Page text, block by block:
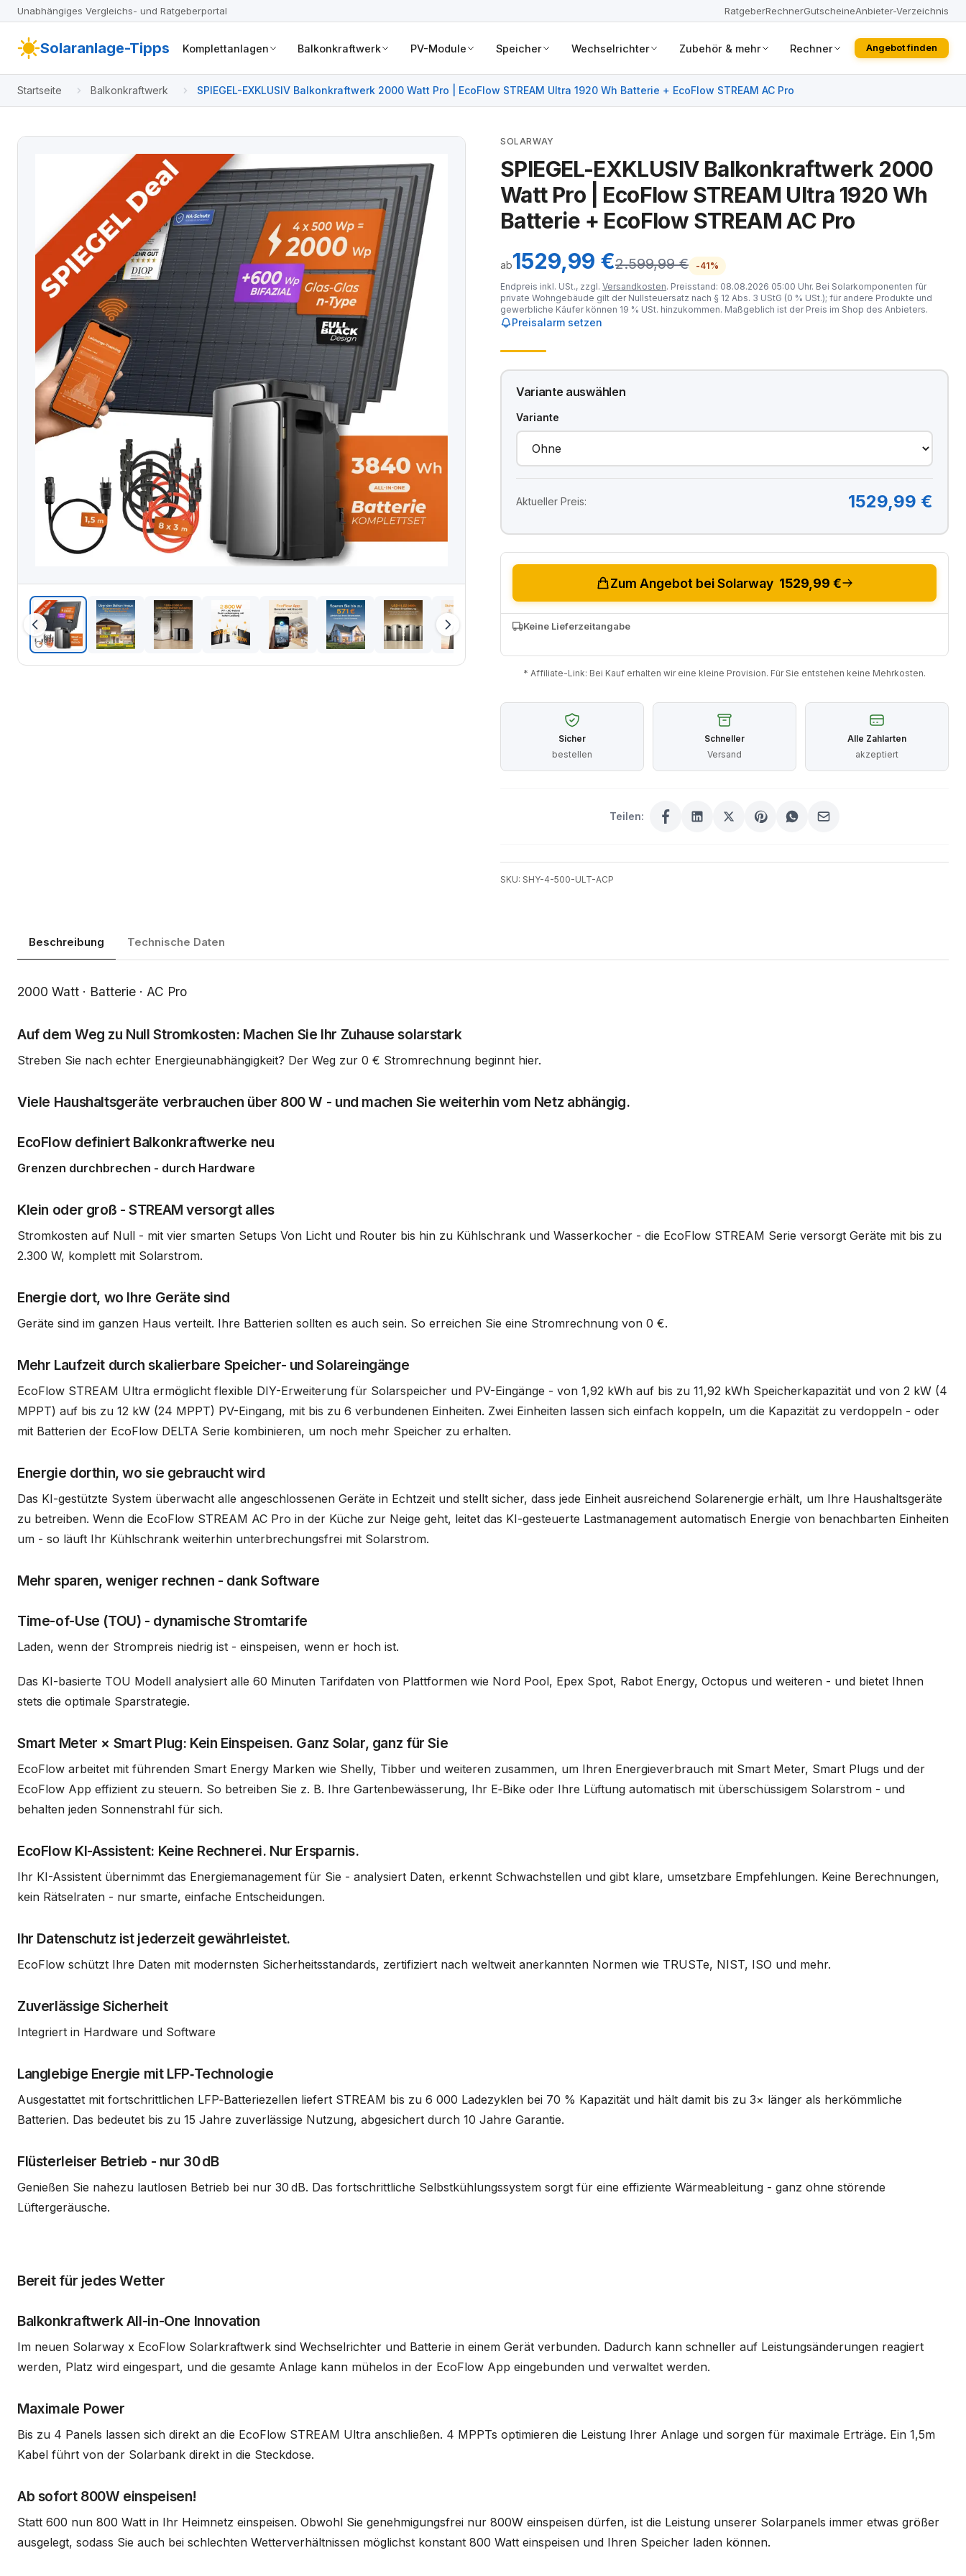
Unabhängiges Vergleichs- und Ratgeberportal RatgeberRechnerGutscheineAnbieter-Verzeichnis
Solaranlage-Tipps Komplettanlagen Balkonkraftwerk PV-Module Speicher Wechselrichter Zubehör & mehr Rechner Angebot finden
Startseite Balkonkraftwerk SPIEGEL-EXKLUSIV Balkonkraftwerk 2000 Watt Pro | EcoFlow STREAM Ultra 1920 Wh Batterie + EcoFlow STREAM AC Pro
SOLARWAY
SPIEGEL-EXKLUSIV Balkonkraftwerk 2000
Watt Pro | EcoFlow STREAM Ultra 1920 Wh
Batterie + EcoFlow STREAM AC Pro
ab1529,99 €2.599,99 €
-41%
Endpreis inkl. USt., zzgl. Versandkosten. Preisstand: 08.08.2026 05:00 Uhr. Bei Solarkomponenten für
private Wohngebäude gilt der Nullsteuersatz nach § 12 Abs. 3 UStG (0 % USt.); für andere Produkte und
gewerbliche Käufer können 19 % USt. hinzukommen. Maßgeblich ist der Preis im Shop des Anbieters.
Preisalarm setzen
Variante auswählen
Variante
Aktueller Preis: 1529,99 €
Zum Angebot bei Solarway 1529,99 €
Keine Lieferzeitangabe
* Affiliate-Link: Bei Kauf erhalten wir eine kleine Provision. Für Sie entstehen keine Mehrkosten.
Sicher
bestellen
Schneller
Versand
Alle Zahlarten
akzeptiert
Teilen:
SKU: SHY-4-500-ULT-ACP
Beschreibung Technische Daten
Beschreibung
2000 Watt · Batterie · AC Pro
Auf dem Weg zu Null Stromkosten: Machen Sie Ihr Zuhause solarstark
Streben Sie nach echter Energieunabhängigkeit? Der Weg zur 0 € Stromrechnung beginnt hier.
Viele Haushaltsgeräte verbrauchen über 800 W - und machen Sie weiterhin vom Netz abhängig.
EcoFlow definiert Balkonkraftwerke neu
Grenzen durchbrechen - durch Hardware
Klein oder groß - STREAM versorgt alles
Stromkosten auf Null - mit vier smarten Setups Von Licht und Router bis hin zu Kühlschrank und Wasserkocher - die EcoFlow STREAM Serie versorgt Geräte mit bis zu
2.300 W, komplett mit Solarstrom.
Energie dort, wo Ihre Geräte sind
Geräte sind im ganzen Haus verteilt. Ihre Batterien sollten es auch sein. So erreichen Sie eine Stromrechnung von 0 €.
Mehr Laufzeit durch skalierbare Speicher- und Solareingänge
EcoFlow STREAM Ultra ermöglicht flexible DIY-Erweiterung für Solarspeicher und PV-Eingänge - von 1,92 kWh auf bis zu 11,92 kWh Speicherkapazität und von 2 kW (4
MPPT) auf bis zu 12 kW (24 MPPT) PV-Eingang, mit bis zu 6 verbundenen Einheiten. Zwei Einheiten lassen sich einfach koppeln, um die Kapazität zu verdoppeln - oder
mit Batterien der EcoFlow DELTA Serie kombinieren, um noch mehr Speicher zu erhalten.
Energie dorthin, wo sie gebraucht wird
Das KI-gestützte System überwacht alle angeschlossenen Geräte in Echtzeit und stellt sicher, dass jede Einheit ausreichend Solarenergie erhält, um Ihre Haushaltsgeräte
zu betreiben. Wenn die EcoFlow STREAM AC Pro in der Küche zur Neige geht, leitet das KI-gesteuerte Lastmanagement automatisch Energie von benachbarten Einheiten
um - so läuft Ihr Kühlschrank weiterhin unterbrechungsfrei mit Solarstrom.
Mehr sparen, weniger rechnen - dank Software
Time-of-Use (TOU) - dynamische Stromtarife
Laden, wenn der Strompreis niedrig ist - einspeisen, wenn er hoch ist.
Das KI-basierte TOU Modell analysiert alle 60 Minuten Tarifdaten von Plattformen wie Nord Pool, Epex Spot, Rabot Energy, Octopus und weiteren - und bietet Ihnen
stets die optimale Sparstrategie.
Smart Meter × Smart Plug: Kein Einspeisen. Ganz Solar, ganz für Sie
EcoFlow arbeitet mit führenden Smart Energy Marken wie Shelly, Tibber und weiteren zusammen, um Ihren Energieverbrauch mit Smart Meter, Smart Plugs und der
EcoFlow App effizient zu steuern. So betreiben Sie z. B. Ihre Gartenbewässerung, Ihr E‑Bike oder Ihre Lüftung automatisch mit überschüssigem Solarstrom - und
behalten jeden Sonnenstrahl für sich.
EcoFlow KI-Assistent: Keine Rechnerei. Nur Ersparnis.
Ihr KI-Assistent übernimmt das Energiemanagement für Sie - analysiert Daten, erkennt Schwachstellen und gibt klare, umsetzbare Empfehlungen. Keine Berechnungen,
kein Rätselraten - nur smarte, einfache Entscheidungen.
Ihr Datenschutz ist jederzeit gewährleistet.
EcoFlow schützt Ihre Daten mit modernsten Sicherheitsstandards, zertifiziert nach weltweit anerkannten Normen wie TRUSTe, NIST, ISO und mehr.
Zuverlässige Sicherheit
Integriert in Hardware und Software
Langlebige Energie mit LFP‑Technologie
Ausgestattet mit fortschrittlichen LFP‑Batteriezellen liefert STREAM bis zu 6 000 Ladezyklen bei 70 % Kapazität und hält damit bis zu 3× länger als herkömmliche
Batterien. Das bedeutet bis zu 15 Jahre zuverlässige Nutzung, abgesichert durch 10 Jahre Garantie.
Flüsterleiser Betrieb - nur 30 dB
Genießen Sie nahezu lautlosen Betrieb bei nur 30 dB. Das fortschrittliche Selbstkühlungssystem sorgt für eine effiziente Wärmeableitung - ganz ohne störende
Lüftergeräusche.
Bereit für jedes Wetter
Balkonkraftwerk All-in-One Innovation
Im neuen Solarway x EcoFlow Solarkraftwerk sind Wechselrichter und Batterie in einem Gerät verbunden. Dadurch kann schneller auf Leistungsänderungen reagiert
werden, Platz wird eingespart, und die gesamte Anlage kann mühelos in der EcoFlow App eingebunden und verwaltet werden.
Maximale Power
Bis zu 4 Panels lassen sich direkt an die EcoFlow STREAM Ultra anschließen. 4 MPPTs optimieren die Leistung Ihrer Anlage und sorgen für maximale Erträge. Ein 1,5m
Kabel führt von der Solarbank direkt in die Steckdose.
Ab sofort 800W einspeisen!
Statt 600 nun 800 Watt in Ihr Heimnetz einspeisen. Obwohl Sie genehmigungsfrei nur 800W einspeisen dürfen, ist die Leistung unserer Solarpanels immer etwas größer
ausgelegt, sodass Sie auch bei schlechten Wetterverhältnissen möglichst konstant 800 Watt einspeisen und Ihren Speicher laden können.